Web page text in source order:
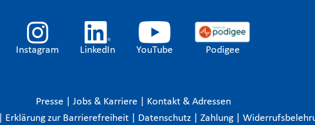
Instagram LinkedIn YouTube Podigee
Presse Jobs & Karriere
Kontakt & Adressen
Erklärung zur Barrierefreiheit Datenschutz Zahlung